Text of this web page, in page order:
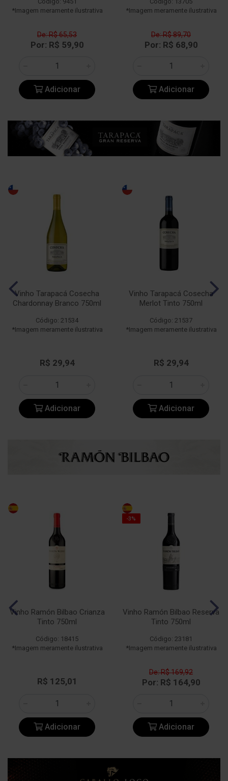
*Imagem meramente ilustrativa
De: R$ 65,53
Por: R$ 59,90
Adicionar
*Imagem meramente ilustrativa
De: R$ 89,70
Por: R$ 68,90
Adicionar
Vinho Tarapacá Cosecha
Chardonnay Branco 750ml
Código: 21534
*Imagem meramente ilustrativa
R$ 29,94
Adicionar
Vinho Tarapacá Cosecha
Merlot Tinto 750ml
Código: 21537
*Imagem meramente ilustrativa
R$ 29,94
Adicionar
Vinho Ramón Bilbao Crianza
Tinto 750ml
Código: 18415
*Imagem meramente ilustrativa
R$ 125,01
Adicionar
-3%
Vinho Ramón Bilbao Reserva
Tinto 750ml
Código: 23181
*Imagem meramente ilustrativa
De: R$ 169,92
Por: R$ 164,90
Adicionar